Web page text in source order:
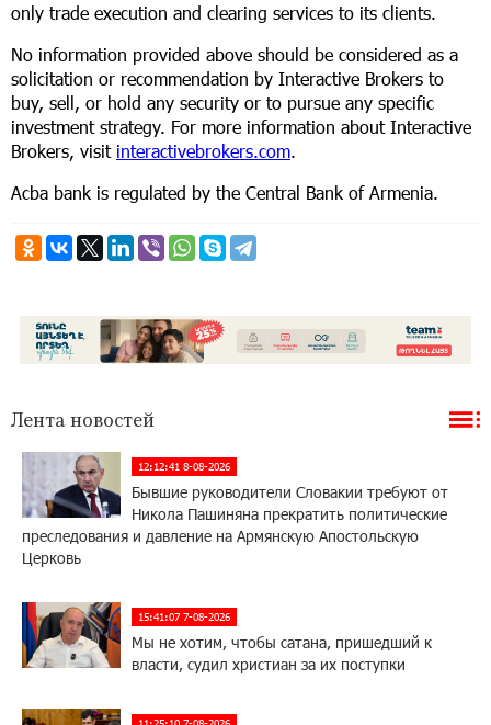
only trade execution and clearing services to its clients.
No information provided above should be considered as a
solicitation or recommendation by Interactive Brokers to
buy, sell, or hold any security or to pursue any specific
investment strategy. For more information about Interactive
Brokers, visit interactivebrokers.com
Acba bank is regulated by the Central Bank of Armenia.
Лента новостей
12:12:41 8-08-2026
Бывшие руководители Словакии требуют от
Никола Пашиняна прекратить политические
преследования и давление на Армянскую Апостольскую
Церковь
15:41:07 7-08-2026
Мы не хотим, чтобы сатана, пришедший к
власти, судил христиан за их поступки